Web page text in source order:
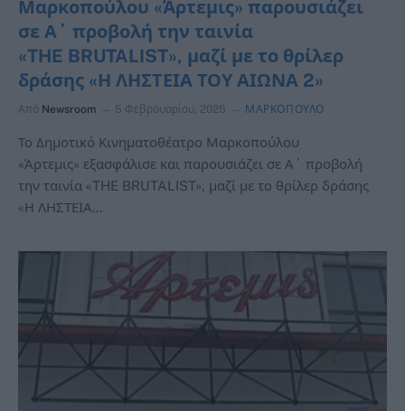
Μαρκοπούλου «Άρτεμις» παρουσιάζει
σε Α΄ προβολή την ταινία
«THE BRUTALIST», μαζί με το θρίλερ
δράσης «Η ΛΗΣΤΕΙΑ ΤΟΥ ΑΙΩΝΑ 2»
Από Newsroom 5 Φεβρουαρίου, 2025 ΜΑΡΚΟΠΟΥΛΟ
Το Δημοτικό Κινηματοθέατρο Μαρκοπούλου
«Άρτεμις» εξασφάλισε και παρουσιάζει σε Α΄ προβολή
την ταινία «THE BRUTALIST», μαζί με το θρίλερ δράσης
«Η ΛΗΣΤΕΙΑ…